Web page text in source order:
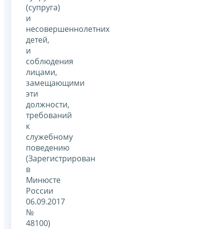
(супруга)
и
несовершеннолетних
детей,
и
соблюдения
лицами,
замещающими
эти
должности,
требований
к
служебному
поведению
(Зарегистрирован
в
Минюсте
России
06.09.2017
№
48100)